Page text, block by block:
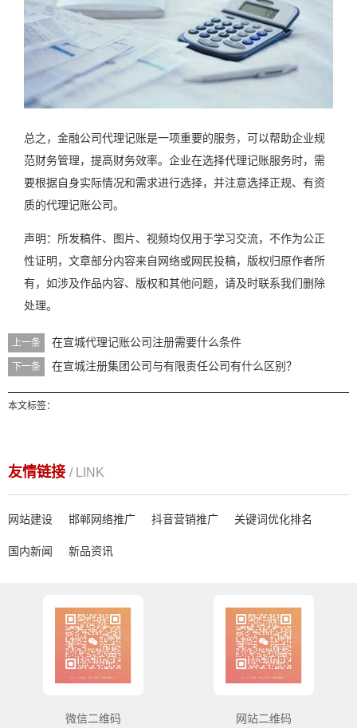
总之，金融公司代理记账是一项重要的服务，可以帮助企业规
范财务管理，提高财务效率。企业在选择代理记账服务时，需
要根据自身实际情况和需求进行选择，并注意选择正规、有资
质的代理记账公司。
声明：所发稿件、图片、视频均仅用于学习交流，不作为公正
性证明，文章部分内容来自网络或网民投稿，版权归原作者所
有，如涉及作品内容、版权和其他问题，请及时联系我们删除
处理。
上一条 在宣城代理记账公司注册需要什么条件
下一条 在宣城注册集团公司与有限责任公司有什么区别？
本文标签：
友情链接 / LINK
网站建设 邯郸网络推广 抖音营销推广 关键词优化排名
国内新闻 新品资讯
微信二维码 网站二维码